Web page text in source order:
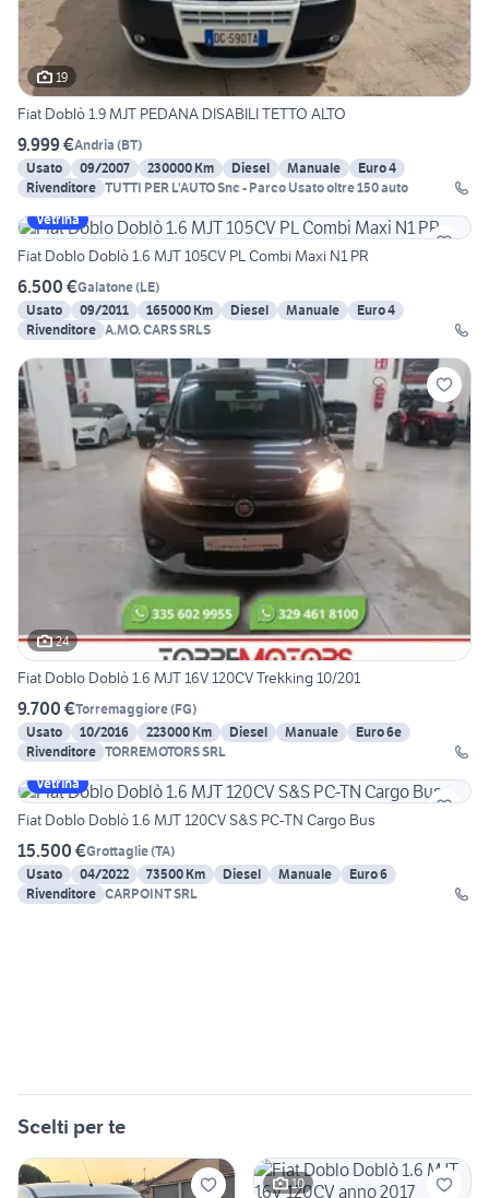
19
Fiat Doblò 1.9 MJT PEDANA DISABILI TETTO ALTO
9.999 €Andria (BT)
Usato
09/2007 230000 Km Diesel Manuale
Euro 4
Rivenditore TUTTI PER L'AUTO Snc - Parco Usato oltre 150 auto
Vetrina
Fiat Doblo Doblò 1.6 MJT 105CV PL Combi Maxi N1 PR
6.500 €Galatone(LE)
Usato
09/2011 165000 Km Diesel Manuale
Euro 4
Rivenditore A.MO. CARS SRLS
24
Fiat Doblo Doblò 1.6 MJT 16V 120CV Trekking 10/201
9.700 €Torremaggiore(FG)
Usato
10/2016 223000 Km Diesel Manuale
Euro 6e
Rivenditore TORREMOTORS SRL
Vetrina
Fiat Doblo Doblò 1.6 MJT 120CV S&S PC-TN Cargo Bus
15.500 €Grottaglie(TA)
Usato
04/2022 73500 Km Diesel Manuale
Euro 6
Rivenditore CARPOINT SRL
Scelti per te
10